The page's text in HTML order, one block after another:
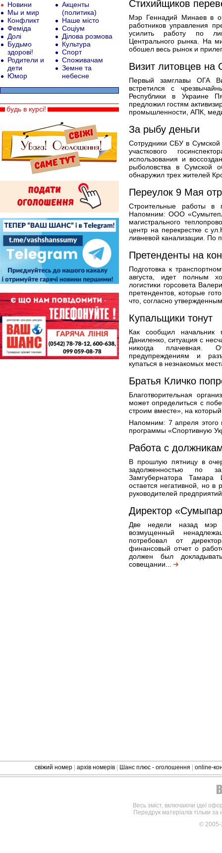
Стихийщиков
Мэр Геннадий Минаев в
работников управления
усилить работу по
Центрального рынка. На
обошел весь рынок и
Визит литовцев на
Первый замглавы ОГА
встретился с
Республики в Украине
предложил гостям
промышленности, АПК,
За рыбу деньги
Сотрудники СБУ в Сумской
участкового
использования и
рыболовства в Сумской
обнаружил трех жителей
Переулок 9 Мая
Строительные работы в
Напомним: ООО
магистрального
центр на перекрестке с
ливневой канализации. По
Претенденты на
Подготовка к
августа, идет полным
логистики горсовета
претендентов, которые
что, согласно
Купальщики тонут
Как сообщил начальник
Даниленко, ситуация с
никогда плачевная.
предупреждениям и
купаться в незнакомых
Братья Кличко
Благотворительная
может определиться с
строим вместе», на
Напомним: 7 апреля этого
программы «Спортивную
Работа с
В прошлую пятницу в
задолженностью по
Замгубернатора
остается негативной, но в
руководителей
Директор
Две недели назад мэр
возмущенный
потребовал от
финансовый отчет о
должен был
совещании...
Новини
Мы и мир
Конфликт
Феміда
Долі
Будьмо
здорові!
Родители и
дети
Юмор
Акценты
(политика)
Наше місто
Соціум
Ділова розмова
Культура
Спорт
Споживачам
Земне та
небесне
будь в курсі!
свіжий номер архів номерів Шанс плюс - оголошення online-
Весь зміст, включаючи ідеї
Передрук матеріалів тільки
©